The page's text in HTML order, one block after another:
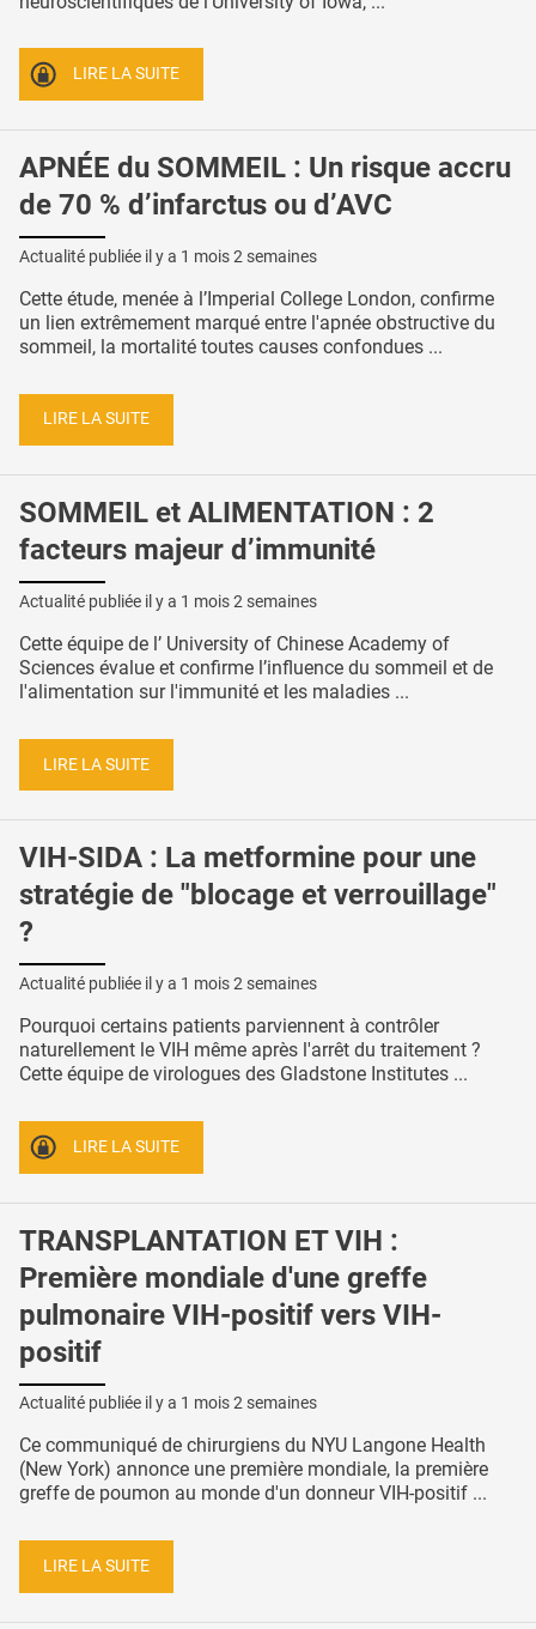
LIRE LA SUITE
APNÉE du SOMMEIL : Un risque accru
de 70 % d’infarctus ou d’AVC
Actualité publiée il y a 1 mois 2 semaines
Cette étude, menée à l’Imperial College London, confirme
un lien extrêmement marqué entre l'apnée obstructive du
sommeil, la mortalité toutes causes confondues ...
LIRE LA SUITE
SOMMEIL et ALIMENTATION : 2
facteurs majeur d’immunité
Actualité publiée il y a 1 mois 2 semaines
Cette équipe de l’ University of Chinese Academy of
Sciences évalue et confirme l’influence du sommeil et de
l'alimentation sur l'immunité et les maladies ...
LIRE LA SUITE
VIH-SIDA : La metformine pour une
stratégie de "blocage et verrouillage"
?
Actualité publiée il y a 1 mois 2 semaines
Pourquoi certains patients parviennent à contrôler
naturellement le VIH même après l'arrêt du traitement ?
Cette équipe de virologues des Gladstone Institutes ...
LIRE LA SUITE
TRANSPLANTATION ET VIH :
Première mondiale d'une greffe
pulmonaire VIH-positif vers VIH-
positif
Actualité publiée il y a 1 mois 2 semaines
Ce communiqué de chirurgiens du NYU Langone Health
(New York) annonce une première mondiale, la première
greffe de poumon au monde d'un donneur VIH-positif ...
LIRE LA SUITE